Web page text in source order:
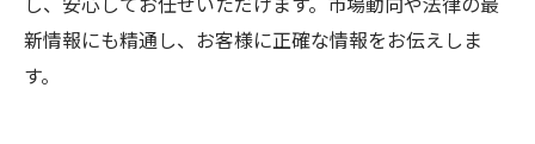
新情報にも精通し、お客様に正確な情報をお伝えしま
す。